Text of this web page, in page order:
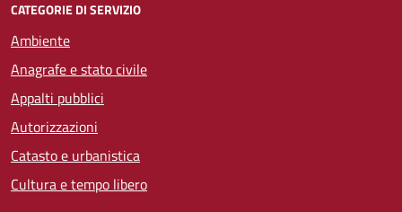
CATEGORIE DI SERVIZIO
Ambiente
Anagrafe e stato civile
Appalti pubblici
Autorizzazioni
Catasto e urbanistica
Cultura e tempo libero